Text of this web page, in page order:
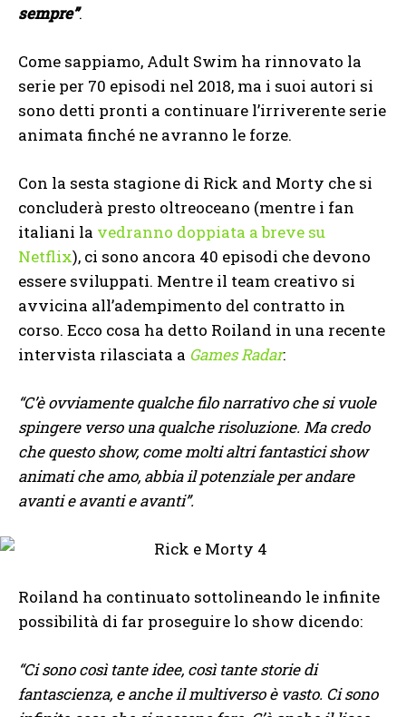
sempre”.
Come sappiamo, Adult Swim ha rinnovato la
serie per 70 episodi nel 2018, ma i suoi autori si
sono detti pronti a continuare l’irriverente serie
animata finché ne avranno le forze.
Con la sesta stagione di Rick and Morty che si
concluderà presto oltreoceano (mentre i fan
italiani la vedranno doppiata a breve su
Netflix), ci sono ancora 40 episodi che devono
essere sviluppati. Mentre il team creativo si
avvicina all’adempimento del contratto in
corso. Ecco cosa ha detto Roiland in una recente
intervista rilasciata a Games Radar:
“C’è ovviamente qualche filo narrativo che si vuole
spingere verso una qualche risoluzione. Ma credo
che questo show, come molti altri fantastici show
animati che amo, abbia il potenziale per andare
avanti e avanti e avanti”.
Roiland ha continuato sottolineando le infinite
possibilità di far proseguire lo show dicendo:
“Ci sono così tante idee, così tante storie di
fantascienza, e anche il multiverso è vasto. Ci sono